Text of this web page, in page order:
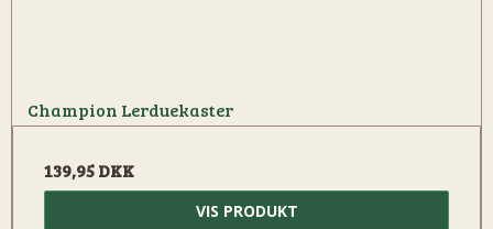
Champion Lerduekaster
139,95 DKK
VIS PRODUKT